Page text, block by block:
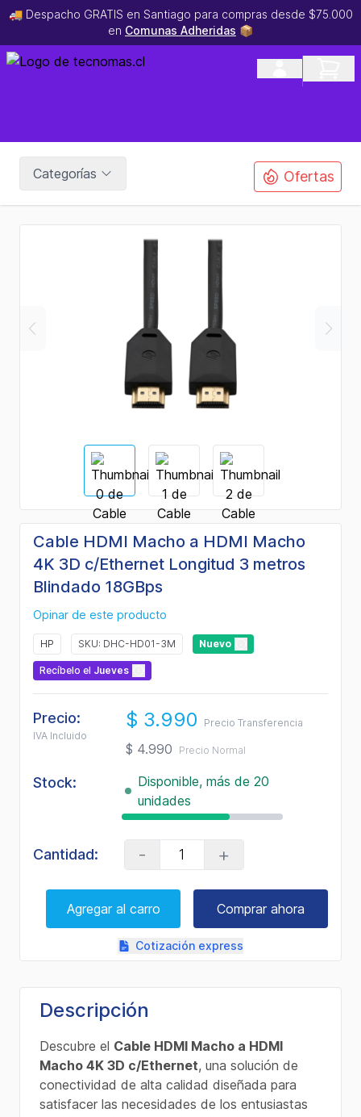
🚚 Despacho GRATIS en Santiago para compras desde $75.000
en Comunas Adheridas 📦
Categorías Ofertas
Cable HDMI Macho a HDMI Macho
4K 3D c/Ethernet Longitud 3 metros
Blindado 18GBps
Opinar de este producto
HP SKU: DHC-HD01-3M Nuevo
Recíbelo el Jueves
Precio:
IVA Incluido
$ 3.990 Precio Transferencia
$ 4.990 Precio Normal
Stock:
Disponible, más de 20
unidades
Cantidad: - +
Agregar al carro Comprar ahora
Cotización express
Descripción
Descubre el Cable HDMI Macho a HDMI
Macho 4K 3D c/Ethernet, una solución de
conectividad de alta calidad diseñada para
satisfacer las necesidades de los entusiastas